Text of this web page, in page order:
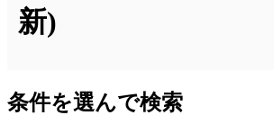
新)
条件を選んで検索